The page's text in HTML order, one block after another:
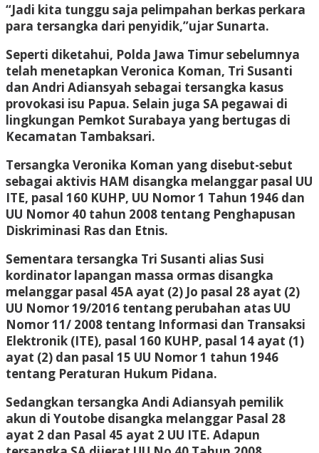
“Jadi kita tunggu saja pelimpahan berkas perkara
para tersangka dari penyidik,”ujar Sunarta.
Seperti diketahui, Polda Jawa Timur sebelumnya
telah menetapkan Veronica Koman, Tri Susanti
dan Andri Adiansyah sebagai tersangka kasus
provokasi isu Papua. Selain juga SA pegawai di
lingkungan Pemkot Surabaya yang bertugas di
Kecamatan Tambaksari.
Tersangka Veronika Koman yang disebut-sebut
sebagai aktivis HAM disangka melanggar pasal UU
ITE, pasal 160 KUHP, UU Nomor 1 Tahun 1946 dan
UU Nomor 40 tahun 2008 tentang Penghapusan
Diskriminasi Ras dan Etnis.
Sementara tersangka Tri Susanti alias Susi
kordinator lapangan massa ormas disangka
melanggar pasal 45A ayat (2) Jo pasal 28 ayat (2)
UU Nomor 19/2016 tentang perubahan atas UU
Nomor 11/ 2008 tentang Informasi dan Transaksi
Elektronik (ITE), pasal 160 KUHP, pasal 14 ayat (1)
ayat (2) dan pasal 15 UU Nomor 1 tahun 1946
tentang Peraturan Hukum Pidana.
Sedangkan tersangka Andi Adiansyah pemilik
akun di Youtobe disangka melanggar Pasal 28
ayat 2 dan Pasal 45 ayat 2 UU ITE. Adapun